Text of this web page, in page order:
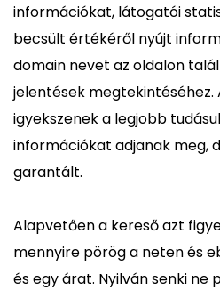
információkat, látogatói
becsült értékéről nyújt
domain nevet az oldalon
jelentések megtekintéséhez.
igyekszenek a legjobb
információkat adjanak meg,
garantált.
Alapvetően a kereső azt
mennyire pörög a neten és
és egy árat. Nyilván senki ne